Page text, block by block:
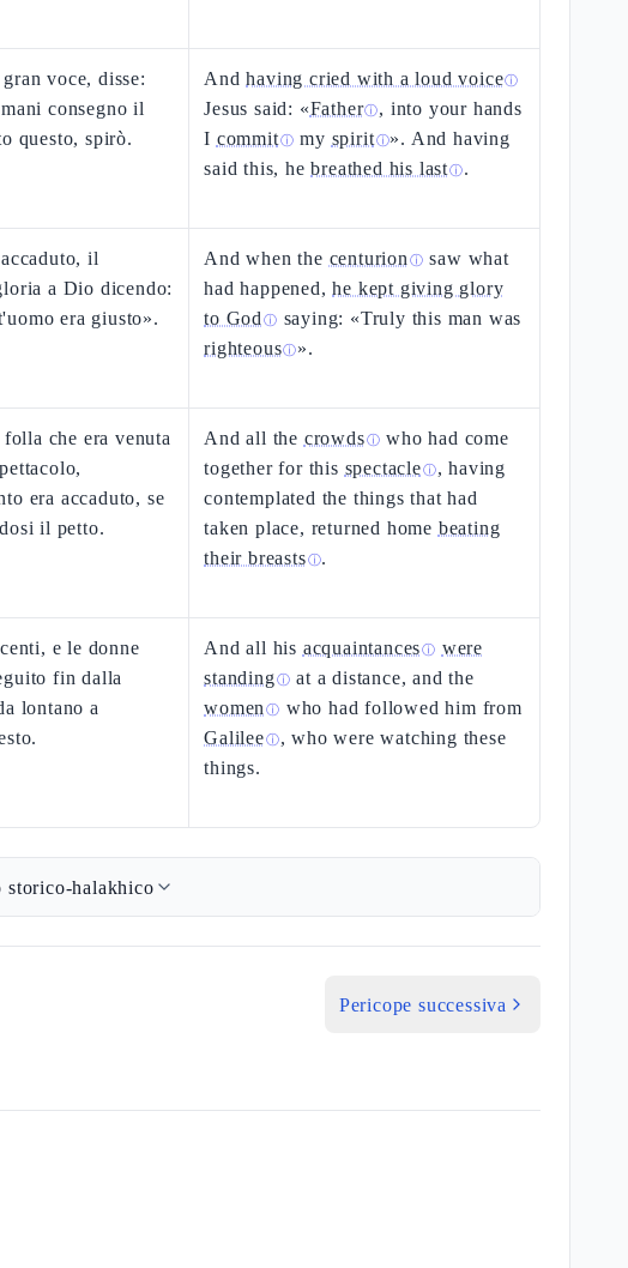
voce, disse:
consegno il
questo, spirò.
Andhaving cried with a loud voiceⓘ
Jesus said: «Fatherⓘ, into your hands
I commitⓘ my spiritⓘ». And having
said this, hebreathed his lastⓘ.
il
a Dio dicendo:
era giusto».
And when the centurion ⓘ saw what
had happened,he kept giving glory
to God ⓘ saying: «Truly this man was
righteousⓘ».
che era venuta
era accaduto, se
il petto.
And all the crowdsⓘ who had come
together for this spectacleⓘ, having
contemplated the things that had
taken place, returned home beating
their breastsⓘ.
e le donne
fin dalla
lontano a
And all his acquaintancesⓘ were
standingⓘ at a distance, and the
women ⓘ who had followed him from
Galileeⓘ, who were watching these
things.
storico-halakhico
Pericope successiva